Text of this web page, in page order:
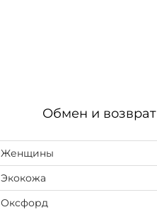
Обмен и возврат
Женщины
Экокожа
Оксфорд